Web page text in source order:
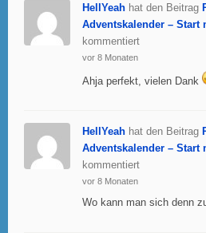
HellYeah hat den Beitrag
Adventskalender – Start
kommentiert
vor 8 Monaten
Ahja perfekt, vielen Dank
HellYeah hat den Beitrag
Adventskalender – Start
kommentiert
vor 8 Monaten
Wo kann man sich denn